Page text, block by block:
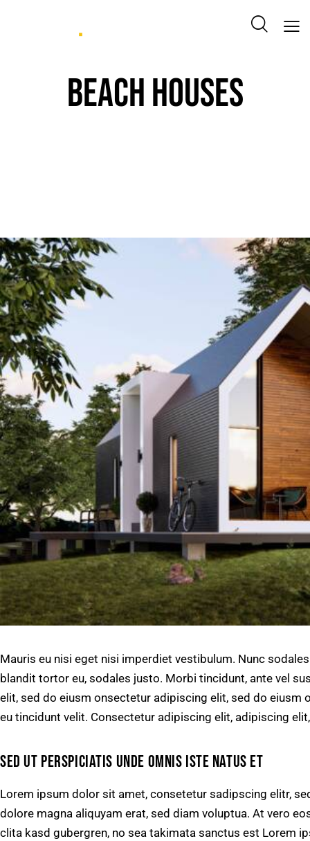
BEACH HOUSES
Mauris eu nisi eget nisi imperdiet vestibulum. Nunc
blandit tortor eu, sodales justo. Morbi tincidunt, ante vel
elit, sed do eiusm onsectetur adipiscing elit, sed do
eu tincidunt velit. Consectetur adipiscing elit, adipiscing
SED UT PERSPICIATIS UNDE OMNIS ISTE NATUS ET
Lorem ipsum dolor sit amet, consetetur sadipscing elitr,
dolore magna aliquyam erat, sed diam voluptua. At vero
clita kasd gubergren, no sea takimata sanctus est Lorem